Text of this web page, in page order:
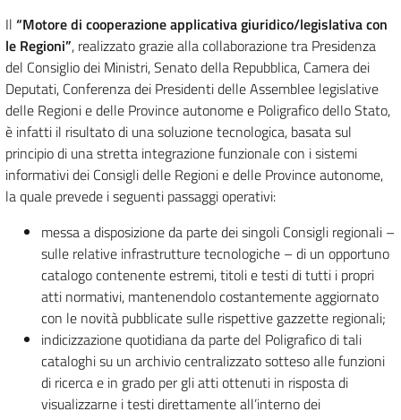
Il “Motore di cooperazione applicativa giuridico/legislativa con
le Regioni”, realizzato grazie alla collaborazione tra Presidenza
del Consiglio dei Ministri, Senato della Repubblica, Camera dei
Deputati, Conferenza dei Presidenti delle Assemblee legislative
delle Regioni e delle Province autonome e Poligrafico dello Stato,
è infatti il risultato di una soluzione tecnologica, basata sul
principio di una stretta integrazione funzionale con i sistemi
informativi dei Consigli delle Regioni e delle Province autonome,
la quale prevede i seguenti passaggi operativi:
messa a disposizione da parte dei singoli Consigli regionali –
sulle relative infrastrutture tecnologiche – di un opportuno
catalogo contenente estremi, titoli e testi di tutti i propri
atti normativi, mantenendolo costantemente aggiornato
con le novità pubblicate sulle rispettive gazzette regionali;
indicizzazione quotidiana da parte del Poligrafico di tali
cataloghi su un archivio centralizzato sotteso alle funzioni
di ricerca e in grado per gli atti ottenuti in risposta di
visualizzarne i testi direttamente all’interno dei